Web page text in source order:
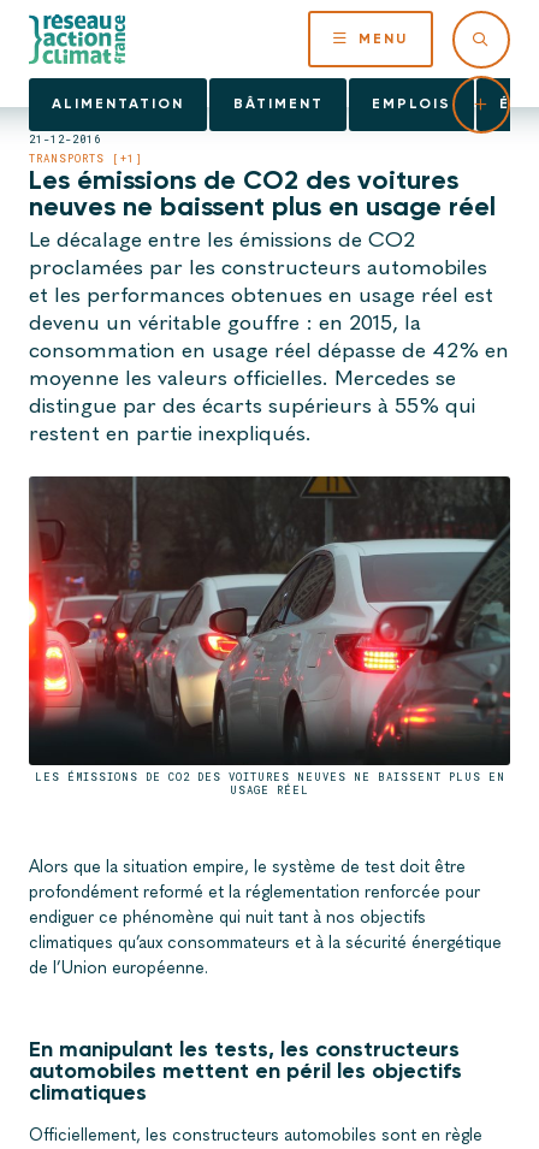
MENU
ALIMENTATION BÂTIMENT EMPLOIS
21-12-2016
TRANSPORTS [+1]
Les émissions de CO2 des voitures
neuves ne baissent plus en usage réel
Le décalage entre les émissions de CO2
proclamées par les constructeurs automobiles
et les performances obtenues en usage réel est
devenu un véritable gouffre : en 2015, la
consommation en usage réel dépasse de 42% en
moyenne les valeurs officielles. Mercedes se
distingue par des écarts supérieurs à 55% qui
restent en partie inexpliqués.
LES ÉMISSIONS DE CO2 DES VOITURES NEUVES NE BAISSENT PLUS EN
USAGE RÉEL
Alors que la situation empire, le système de test doit être
profondément reformé et la réglementation renforcée pour
endiguer ce phénomène qui nuit tant à nos objectifs
climatiques qu’aux consommateurs et à la sécurité énergétique
de l’Union européenne.
En manipulant les tests, les constructeurs
automobiles mettent en péril les objectifs
climatiques
Officiellement, les constructeurs automobiles sont en règle